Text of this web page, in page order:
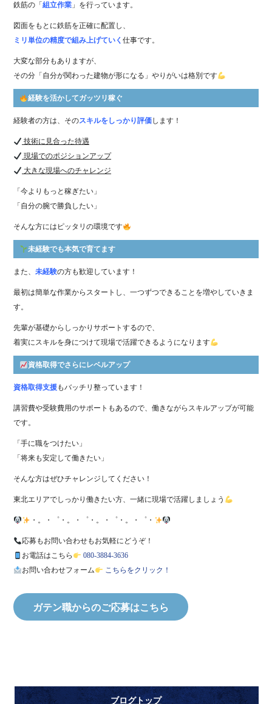
鉄筋の「組立作業 」を行っています。
図面をもとに鉄筋を正確に配置し、
ミリ単位の精度で組み上げていく仕事です。
大変な部分もありますが、
その分「自分が関わった建物が形になる」やりがいは格別です
経験を活かしてガッツリ稼ぐ
経験者の方は、そのスキルをしっかり評価します！
技術に見合った待遇
現場でのポジションアップ
大きな現場へのチャレンジ
「今よりもっと稼ぎたい」
「自分の腕で勝負したい」
そんな方にはピッタリの環境です
未経験でも本気で育てます
また、未経験の方も歓迎しています！
最初は簡単な作業からスタートし、一つずつできることを増やしていきま
す。
先輩が基礎からしっかりサポートするので、
着実にスキルを身につけて現場で活躍できるようになります
資格取得でさらにレベルアップ
資格取得支援もバッチリ整っています！
講習費や受験費用のサポートもあるので、働きながらスキルアップが可能
です。
「手に職をつけたい」
「将来も安定して働きたい」
そんな方はぜひチャレンジしてください！
東北エリアでしっかり働きたい方、一緒に現場で活躍しましょう
・。・゜・。・゜・。・゜・。・゜・
応募もお問い合わせもお気軽にどうぞ！
お電話はこちら
080-3884-3636
お問い合わせフォーム
こちらをクリック！
ガテン職からのご応募はこちら
ブログトップ